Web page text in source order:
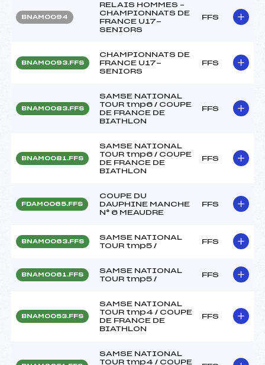
BNAM0094
RELAIS HOMMES –
CHAMPIONNATS DE
FRANCE U17-
SENIORS
FFS
BNAM0093.FFS
CHAMPIONNATS DE
FRANCE U17-
SENIORS
FFS
BNAM0083.FFS
SAMSE NATIONAL
TOUR tmp6 / COUPE
DE FRANCE DE
BIATHLON
FFS
BNAM0081.FFS
SAMSE NATIONAL
TOUR tmp6 / COUPE
DE FRANCE DE
BIATHLON
FFS
FDAM0065.FFS
COUPE DU
DAUPHINE MANCHE
N° 6 MEAUDRE
FFS
BNAM0063.FFS
SAMSE NATIONAL
TOUR tmp5 /
FFS
BNAM0061.FFS
SAMSE NATIONAL
TOUR tmp5 /
FFS
BNAM0053.FFS
SAMSE NATIONAL
TOUR tmp4 / COUPE
DE FRANCE DE
BIATHLON
FFS
SAMSE NATIONAL
TOUR tmp4 / COUPE